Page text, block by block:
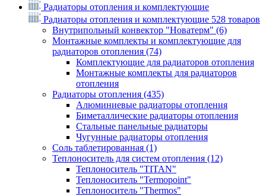
Радиаторы отопления и комплектующие
Радиаторы отопления и комплектующие 528 товаров
Внутрипольный конвектор "Новатерм" (6)
Монтажные комплекты и комплектующие для
радиаторов отопления (74)
Комплектующие для радиаторов отопления
Монтажные комплекты для радиаторов
отопления
Радиаторы отопления (435)
Алюминиевые радиаторы отопления
Биметаллические радиаторы отопления
Стальные панельные радиаторы
Чугунные радиаторы отопления
Соль таблетированная (1)
Теплоноситель для систем отопления (12)
Теплоноситель "TITAN"
Теплоноситель "Termopoint"
Теплоноситель "Thermos"